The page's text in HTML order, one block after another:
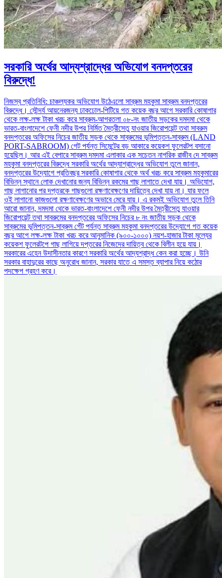
সরকারি অর্থের আদ্যশ্রাদ্ধের অভিযোগ বনদপ্তরের
বিরুদ্ধে!
নিজস্ব প্রতিনিধি: চাঞ্চল্যকর অভিযোগ উঠেএলো সাব্রুম মহকুমা সাব্রুম বনদপ্তরের
বিরুদ্ধে। সৌন্দর্য আয়নেরজন্য ঢাকঢোল-পিটিয়ে গত কয়েক বছর আগে সরকারি কোষাগার
থেকে লক্ষ-লক্ষ টাকা খরচ করে সাব্রুম-আগরতলা ০৮-নং জাতীয় সড়কের দমদমা থেকে
ভারত-বাংলাদেশে ফেনী নদীর উপর নির্মিত মৈত্রীসেতু যাওয়ার জিরোপয়েন্ট তথা সাবরুম
বনদপ্তরের অফিসের নিচের জাতীয় সড়ক থেকে সাব্রুমের ভূমিপত্তন-সাব্রুম (LAND
PORT-SABROOM) গেট পর্যন্ত সিমেন্টের বড় আকারে কয়েকশ ফুলেরটপ বসানো
হয়েছিল। আর এই বেপারে সাব্রুম দমদমা এলাকার এক সচেতন নাগরিক রাজীব দে সাব্রুম
মহকুমা বনদপ্তরের বিরুদ্ধে সরকারি অর্থের আদ্যাশ্রাদ্ধের অভিযোগ তুলে জানান,
বনদপ্তরের উদ্যোগে প্রতিবছর সরকারি কোষাগার থেকে অর্থ খরচ করে সাব্রুম মহকুমারের
বিভিন্ন স্থানে লোক দেখানোর জন্য বিভিন্ন রকমের গাছ লাগাতে দেখা যায়। অভিযোগ,
গাছ লাগানোর পর দপ্তরকে গাছগুলো রক্ষণাবেক্ষণের দায়িত্বে দেখা যায় না। যার ফলে
ওই লাগানো কাজগুলো রক্ষণাবেক্ষণের অভাবে মেরে যায়। এ রকমই অভিযোগ তুলে তিনি
আরো জানান, দমদমা থেকে ভারত-বাংলাদেশে ফেনী নদীর উপর মৈত্রীসেতু যাওয়ার
জিরোপয়েন্ট তথা সাবরুমের বনদপ্তরের অফিসের নিচের ৮ নং জাতীয় সড়ক থেকে
সাব্রুমের ভূমিপত্তন-সাব্রুম গেঁট পর্যন্ত সাব্রুম মহকুমা বনদপ্তরের উদ্যোগে গত কয়েক
বছর আগে লক্ষ-লক্ষ টাকা খরচ করে আনুমানিক (৯০০-১০০০) নয়শ-হাজার টাকা মূল্যের
কয়েকশ ফুলেরটপে গাছ লাগিয়ে দপ্তরের নিজেদের দায়িত্ব থেকে বিলীন হয়ে যায়।
সরকারের এহেন উদাসীনতার কারণে সরকারি অর্থের আদ্যশ্রাদ্ধ কেন করা হচ্ছে। উনি
সরকার বাহাদুরের কাছে অনুরোধ জানান, সরকার যাতে এ সমস্ত ব্যাপার নিয়ে কঠোর
পদক্ষেপ গ্রহণ করে।